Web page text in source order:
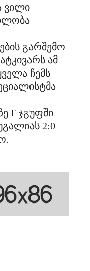
ვილი
გარშემო
ამ
ჩემს
F ჯგუფში
2:0